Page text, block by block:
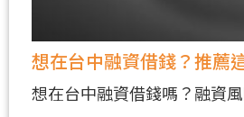
想在台中融資借錢？推薦
想在台中融資借錢嗎？融資